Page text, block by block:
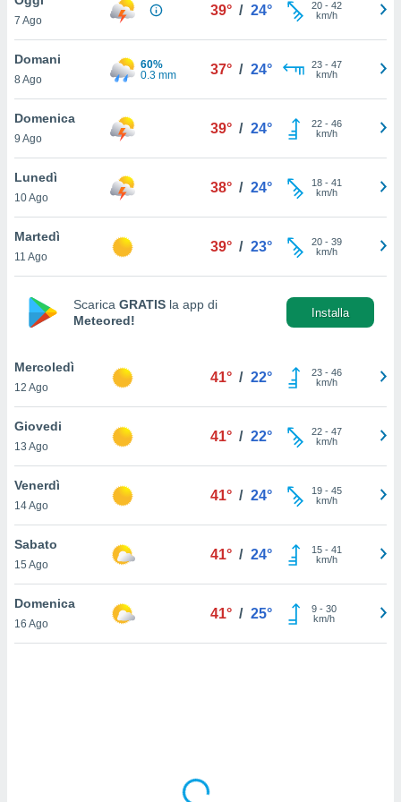
è
al sito
di
ci
di
il
un
la
nella
cookie
il tuo
in
a piè
del
7 Ago
39° / 24° 20- 42
km/h
Domani
8 Ago
60%
0.3 mm
37° / 24° 23- 47
km/h
Domenica
9 Ago
39° / 24° 22- 46
km/h
Lunedì
10 Ago
38° / 24° 18- 41
km/h
Martedì
11 Ago
39° / 23° 20- 39
km/h
Scarica GRATIS la app di
Meteored!
Installa
Mercoledì
12 Ago
41° / 22° 23- 46
km/h
Giovedi
13 Ago
41° / 22° 22- 47
km/h
Venerdì
14 Ago
41° / 24° 19- 45
km/h
Sabato
15 Ago
41° / 24° 15- 41
km/h
Domenica
16 Ago
41° / 25° 9- 30
km/h